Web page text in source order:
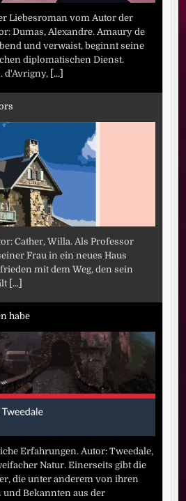
Liebesroman vom Autor der
Dumas, Alexandre. Amaury de
und verwaist, beginnt seine
diplomatischen Dienst.
d'Avrigny, [...]
Cather, Willa. Als Professor
Frau in ein neues Haus
mit dem Weg, den sein
[...]
habe
Erfahrungen. Autor: Tweedale,
Natur. Einerseits gibt die
die unter anderem von ihren
Bekannten aus der